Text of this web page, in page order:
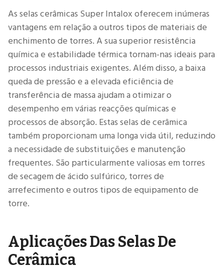
As selas cerâmicas Super Intalox oferecem inúmeras
vantagens em relação a outros tipos de materiais de
enchimento de torres. A sua superior resistência
química e estabilidade térmica tornam-nas ideais para
processos industriais exigentes. Além disso, a baixa
queda de pressão e a elevada eficiência de
transferência de massa ajudam a otimizar o
desempenho em várias reacções químicas e
processos de absorção. Estas selas de cerâmica
também proporcionam uma longa vida útil, reduzindo
a necessidade de substituições e manutenção
frequentes. São particularmente valiosas em torres
de secagem de ácido sulfúrico, torres de
arrefecimento e outros tipos de equipamento de
torre.
Aplicações Das Selas De
Cerâmica